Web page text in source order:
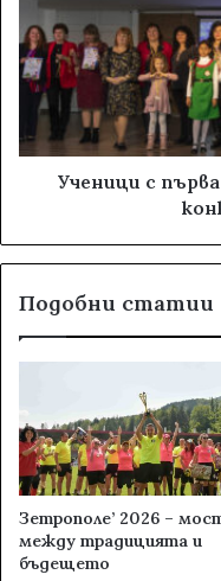
Ученици с
Подобни статии
Зетрополе’ 2026 –
между традицията и
бъдещето